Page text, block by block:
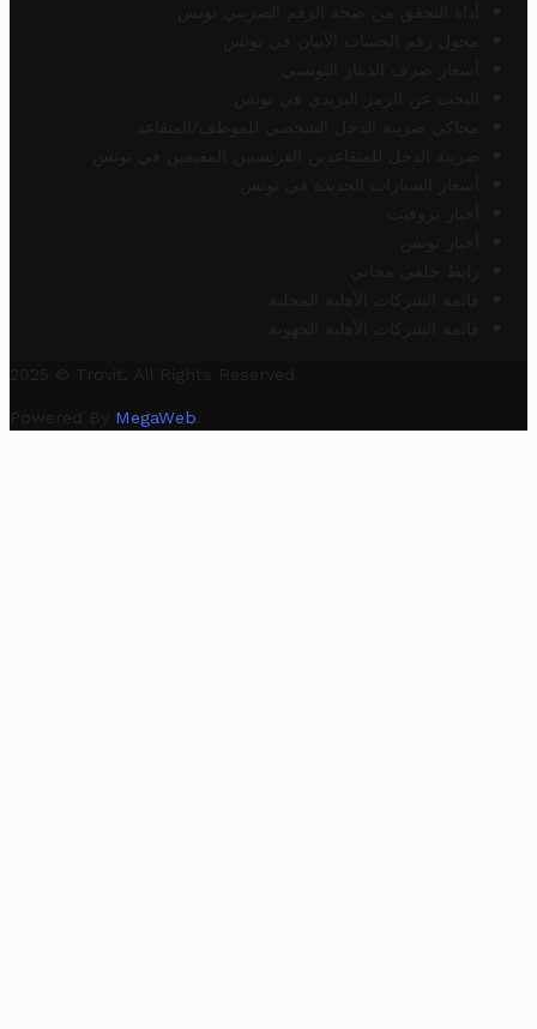
أداة التحقق من صحة الرقم الضريبي تونس
محول رقم الحساب الآيبان في تونس
أسعار صرف الدينار التونسي
البحث عن الرمز البريدي في تونس
محاكي ضريبة الدخل الشخصي للموظف/المتقاعد
ضريبة الدخل للمتقاعدين الفرنسيين المقيمين في تونس
أسعار السيارات الجديدة في تونس
أخبار تروفيت
أخبار تونس
رابط خلفي مجاني
قائمة الشركات الأهلية المحلية
قائمة الشركات الأهلية الجهوية
2025 © Trovit. All Rights Reserved.
Powered By MegaWeb